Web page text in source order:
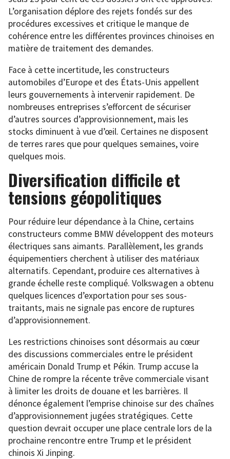
L’organisation déplore des rejets fondés sur des
procédures excessives et critique le manque de
cohérence entre les différentes provinces chinoises en
matière de traitement des demandes.
Face à cette incertitude, les constructeurs
automobiles d’Europe et des États-Unis appellent
leurs gouvernements à intervenir rapidement. De
nombreuses entreprises s’efforcent de sécuriser
d’autres sources d’approvisionnement, mais les
stocks diminuent à vue d’œil. Certaines ne disposent
de terres rares que pour quelques semaines, voire
quelques mois.
Diversification difficile et
tensions géopolitiques
Pour réduire leur dépendance à la Chine, certains
constructeurs comme BMW développent des moteurs
électriques sans aimants. Parallèlement, les grands
équipementiers cherchent à utiliser des matériaux
alternatifs. Cependant, produire ces alternatives à
grande échelle reste compliqué. Volkswagen a obtenu
quelques licences d’exportation pour ses sous-
traitants, mais ne signale pas encore de ruptures
d’approvisionnement.
Les restrictions chinoises sont désormais au cœur
des discussions commerciales entre le président
américain Donald Trump et Pékin. Trump accuse la
Chine de rompre la récente trêve commerciale visant
à limiter les droits de douane et les barrières. Il
dénonce également l’emprise chinoise sur des chaînes
d’approvisionnement jugées stratégiques. Cette
question devrait occuper une place centrale lors de la
prochaine rencontre entre Trump et le président
chinois Xi Jinping.